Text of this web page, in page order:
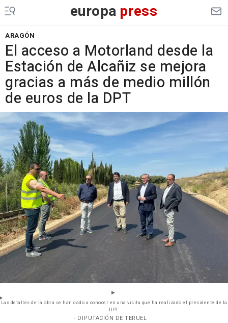
europa press
ARAGÓN
El acceso a Motorland desde la
Estación de Alcañiz se mejora
gracias a más de medio millón
de euros de la DPT
Las detalles de la obra se han dado a conocer en una visita que ha realizado el presidente de la
DPT.
- DIPUTACIÓN DE TERUEL